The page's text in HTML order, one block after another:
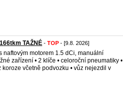
TAŽNÉ - TOP - [9.8. 2026]
naftovým motorem 1.5 dCi, manuální
zařízení • 2 klíče • celoroční pneumatiky •
včetně podvozku • vůz nejezdil v